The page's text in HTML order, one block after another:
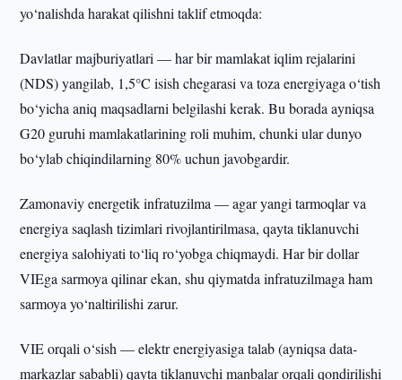
yo‘nalishda harakat qilishni taklif etmoqda:
Davlatlar majburiyatlari — har bir mamlakat iqlim rejalarini
(NDS) yangilab, 1,5°C isish chegarasi va toza energiyaga o‘tish
bo‘yicha aniq maqsadlarni belgilashi kerak. Bu borada ayniqsa
G20 guruhi mamlakatlarining roli muhim, chunki ular dunyo
bo‘ylab chiqindilarning 80% uchun javobgardir.
Zamonaviy energetik infratuzilma — agar yangi tarmoqlar va
energiya saqlash tizimlari rivojlantirilmasa, qayta tiklanuvchi
energiya salohiyati to‘liq ro‘yobga chiqmaydi. Har bir dollar
VIEga sarmoya qilinar ekan, shu qiymatda infratuzilmaga ham
sarmoya yo‘naltirilishi zarur.
VIE orqali o‘sish — elektr energiyasiga talab (ayniqsa data-
markazlar sababli) qayta tiklanuvchi manbalar orqali qondirilishi